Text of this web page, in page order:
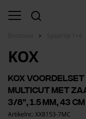
KOX
KOX
MultiCut met
3/8", 1.5 mm, 43 cm
Artikelnr.: XX8153-7MC